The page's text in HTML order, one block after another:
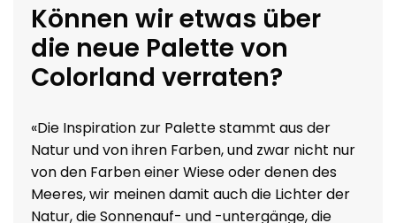
Können wir etwas über
die neue Palette von
Colorland verraten?
«Die Inspiration zur Palette stammt aus der
Natur und von ihren Farben, und zwar nicht nur
von den Farben einer Wiese oder denen des
Meeres, wir meinen damit auch die Lichter der
Natur, die Sonnenauf- und -untergänge, die